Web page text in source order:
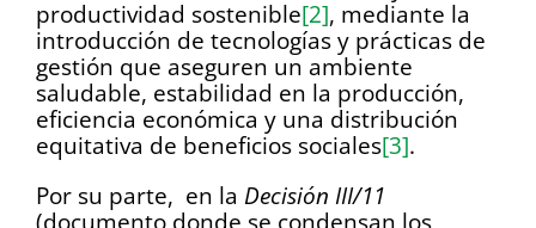
productividad sostenible[2], mediante la
introducción de tecnologías y prácticas de
gestión que aseguren un ambiente
saludable, estabilidad en la producción,
eficiencia económica y una distribución
equitativa de beneficios sociales[3].
Por su parte, en la Decisión III/11
(documento donde se condensan los